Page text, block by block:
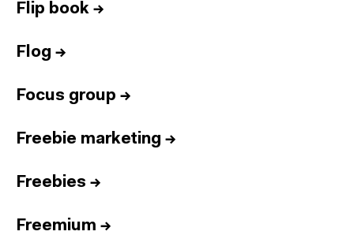
Flip book →
Flog →
Focus group →
Freebie marketing →
Freebies →
Freemium →